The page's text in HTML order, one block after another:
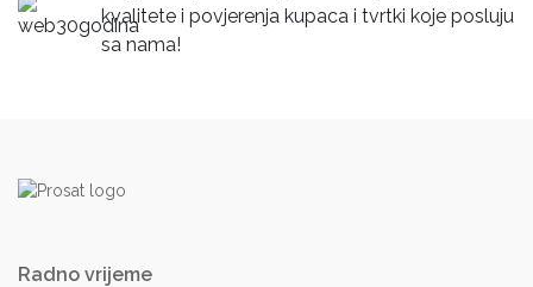
kvalitete i povjerenja kupaca i tvrtki koje posluju
sa nama!
Radno vrijeme